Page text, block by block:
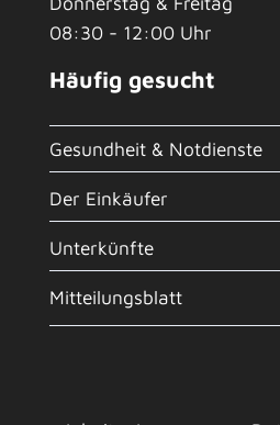
08:30 - 12:00 Uhr
Häufig gesucht
Gesundheit & Notdienste
Der Einkäufer
Unterkünfte
Mitteilungsblatt